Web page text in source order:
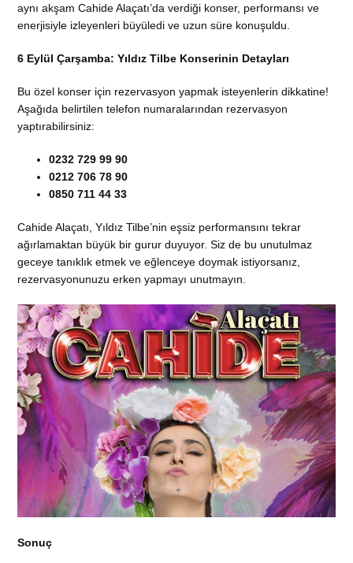
aynı akşam Cahide Alaçatı’da verdiği konser, performansı ve
enerjisiyle izleyenleri büyüledi ve uzun süre konuşuldu.
6 Eylül Çarşamba: Yıldız Tilbe Konserinin Detayları
Bu özel konser için rezervasyon yapmak isteyenlerin dikkatine!
Aşağıda belirtilen telefon numaralarından rezervasyon
yaptırabilirsiniz:
0232 729 99 90
0212 706 78 90
0850 711 44 33
Cahide Alaçatı, Yıldız Tilbe’nin eşsiz performansını tekrar
ağırlamaktan büyük bir gurur duyuyor. Siz de bu unutulmaz
geceye tanıklık etmek ve eğlenceye doymak istiyorsanız,
rezervasyonunuzu erken yapmayı unutmayın.
Sonuç